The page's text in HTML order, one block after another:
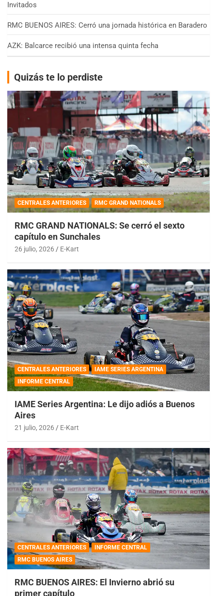
Invitados
RMC BUENOS AIRES: Cerró una jornada histórica en Baradero
AZK: Balcarce recibió una intensa quinta fecha
Quizás te lo perdiste
CENTRALES ANTERIORES RMC GRAND NATIONALS
RMC GRAND NATIONALS: Se cerró el sexto
capítulo en Sunchales
26 julio, 2026 E-Kart
CENTRALES ANTERIORES
IAME SERIES ARGENTINA
INFORME CENTRAL
IAME Series Argentina: Le dijo adiós a Buenos
Aires
21 julio, 2026 E-Kart
CENTRALES ANTERIORES
INFORME CENTRAL
RMC BUENOS AIRES
RMC BUENOS AIRES: El Invierno abrió su
primer capítulo